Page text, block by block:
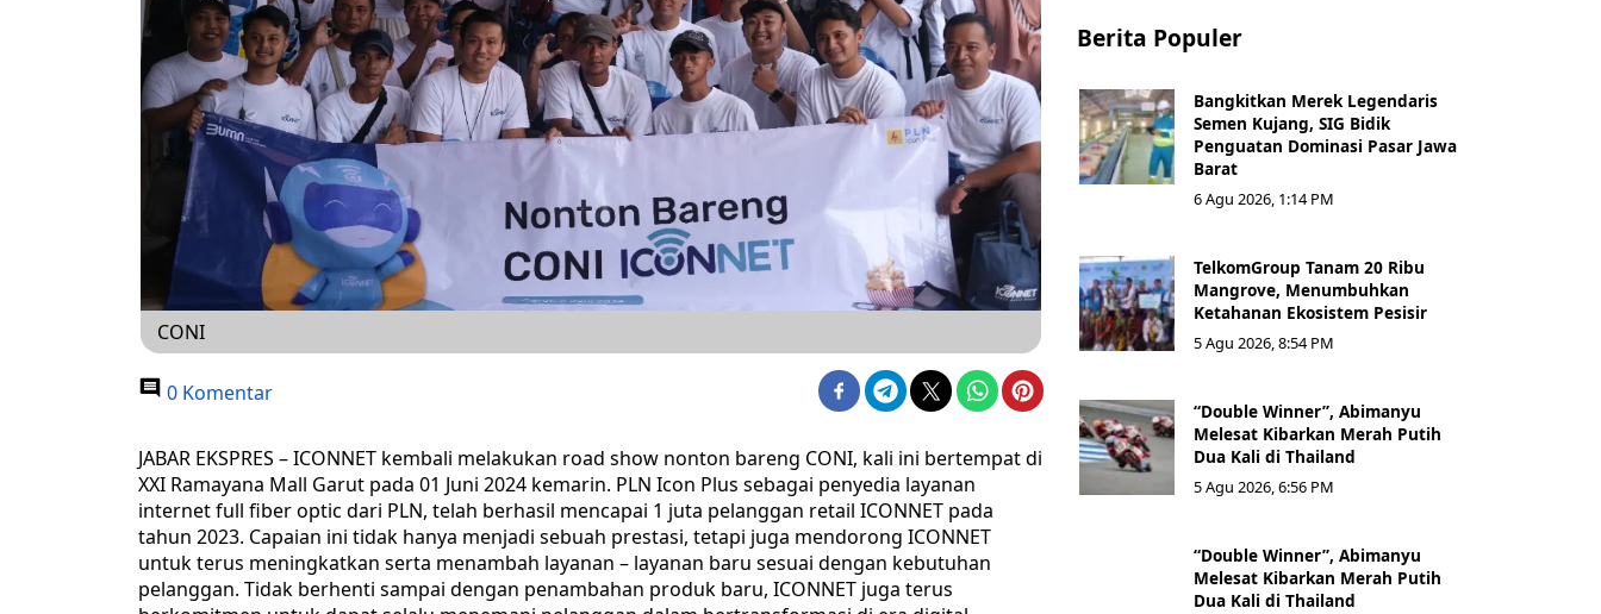
CONI
0 Komentar
JABAR EKSPRES – ICONNET kembali melakukan road show nonton bareng CONI, kali ini bertempat di
XXI Ramayana Mall Garut pada 01 Juni 2024 kemarin. PLN Icon Plus sebagai penyedia layanan
internet full fiber optic dari PLN, telah berhasil mencapai 1 juta pelanggan retail ICONNET pada
tahun 2023. Capaian ini tidak hanya menjadi sebuah prestasi, tetapi juga mendorong ICONNET
untuk terus meningkatkan serta menambah layanan – layanan baru sesuai dengan kebutuhan
pelanggan. Tidak berhenti sampai dengan penambahan produk baru, ICONNET juga terus
Berita Populer
Bangkitkan Merek Legendaris
Semen Kujang, SIG Bidik
Penguatan Dominasi Pasar Jawa
Barat
6 Agu 2026, 1:14 PM
TelkomGroup Tanam 20 Ribu
Mangrove, Menumbuhkan
Ketahanan Ekosistem Pesisir
5 Agu 2026, 8:54 PM
“Double Winner”, Abimanyu
Melesat Kibarkan Merah Putih
Dua Kali di Thailand
5 Agu 2026, 6:56 PM
“Double Winner”, Abimanyu
Melesat Kibarkan Merah Putih
Dua Kali di Thailand